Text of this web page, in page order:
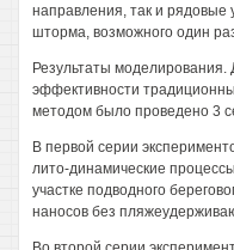
направления, так и рядовые
шторма, возможного один
Результаты моделирования.
эффективности
методом было проведено 3
В первой серии
лито-динамические
участке подводного
наносов без